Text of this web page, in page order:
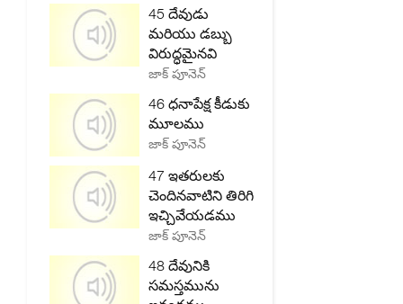
45 దేవుడు
మరియు డబ్బు
విరుద్ధమైనవి
జాక్ పూనెన్
46 ధనాపేక్ష కీడుకు
మూలము
జాక్ పూనెన్
47 ఇతరులకు
చెందినవాటిని తిరిగి
ఇచ్చివేయడము
జాక్ పూనెన్
48 దేవునికి
సమస్తమును